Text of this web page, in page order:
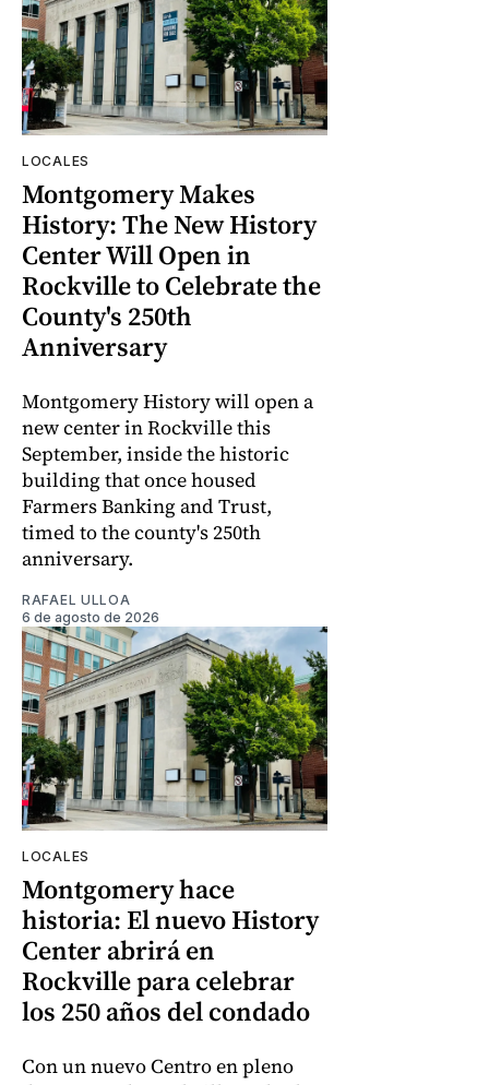
LOCALES
Montgomery Makes
History: The New History
Center Will Open in
Rockville to Celebrate the
County's 250th
Anniversary
Montgomery History will open a
new center in Rockville this
September, inside the historic
building that once housed
Farmers Banking and Trust,
timed to the county's 250th
anniversary.
RAFAEL ULLOA
6 de agosto de 2026
LOCALES
Montgomery hace
historia: El nuevo History
Center abrirá en
Rockville para celebrar
los 250 años del condado
Con un nuevo Centro en pleno